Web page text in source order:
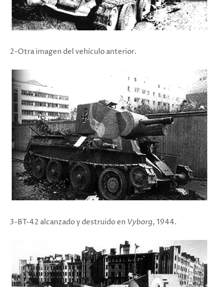
2-Otra imagen del vehículo anterior.
3-BT-42 alcanzado y destruido en Vyborg, 1944.